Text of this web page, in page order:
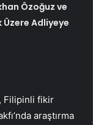
Özoğuz ve
Üzere Adliyeye
Filipinli fikir
araştırma